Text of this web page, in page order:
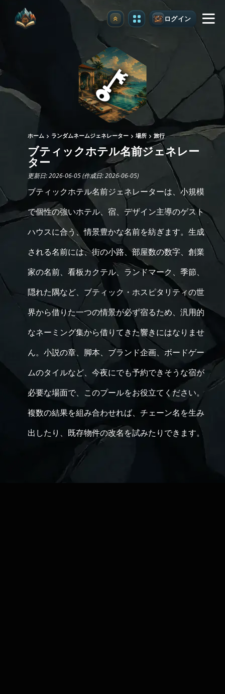
アップグレード ログイン
ホーム ランダムネームジェネレーター 場所 旅行
ブティックホテル名前ジェネレー
ター
更新日: 2026-06-05 (作成日: 2026-06-05)
ブティックホテル名前ジェネレーターは、小規模
で個性の強いホテル、宿、デザイン主導のゲスト
ハウスに合う、情景豊かな名前を紡ぎます。生成
される名前には、街の小路、部屋数の数字、創業
家の名前、看板カクテル、ランドマーク、季節、
隠れた隅など、ブティック・ホスピタリティの世
界から借りた一つの情景が必ず宿るため、汎用的
なネーミング集から借りてきた響きにはなりませ
ん。小説の章、脚本、ブランド企画、ボードゲー
ムのタイルなど、今夜にでも予約できそうな宿が
必要な場面で、このプールをお役立てください。
複数の結果を組み合わせれば、チェーン名を生み
出したり、既存物件の改名を試みたりできます。